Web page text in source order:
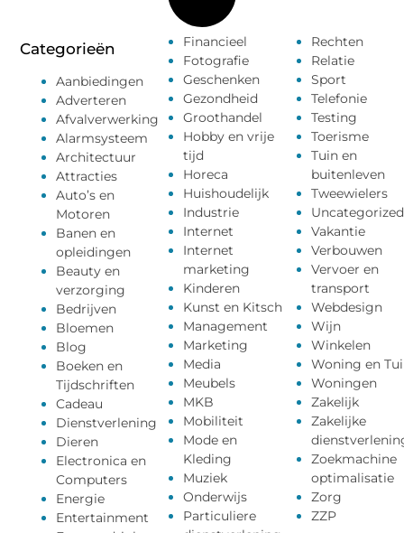
Categorieën
Aanbiedingen
Adverteren
Afvalverwerking
Alarmsysteem
Architectuur
Attracties
Auto’s en
Motoren
Banen en
opleidingen
Beauty en
verzorging
Bedrijven
Bloemen
Blog
Boeken en
Tijdschriften
Cadeau
Dienstverlening
Dieren
Electronica en
Computers
Energie
Entertainment
Financieel
Fotografie
Geschenken
Gezondheid
Groothandel
Hobby en vrije
tijd
Horeca
Huishoudelijk
Industrie
Internet
Internet
marketing
Kinderen
Kunst en Kitsch
Management
Marketing
Media
Meubels
MKB
Mobiliteit
Mode en
Kleding
Muziek
Onderwijs
Particuliere
Rechten
Relatie
Sport
Telefonie
Testing
Toerisme
Tuin en
buitenleven
Tweewielers
Uncategorized
Vakantie
Verbouwen
Vervoer en
transport
Webdesign
Wijn
Winkelen
Woning en
Woningen
Zakelijk
Zakelijke
Zoekmachine
optimalisatie
Zorg
ZZP